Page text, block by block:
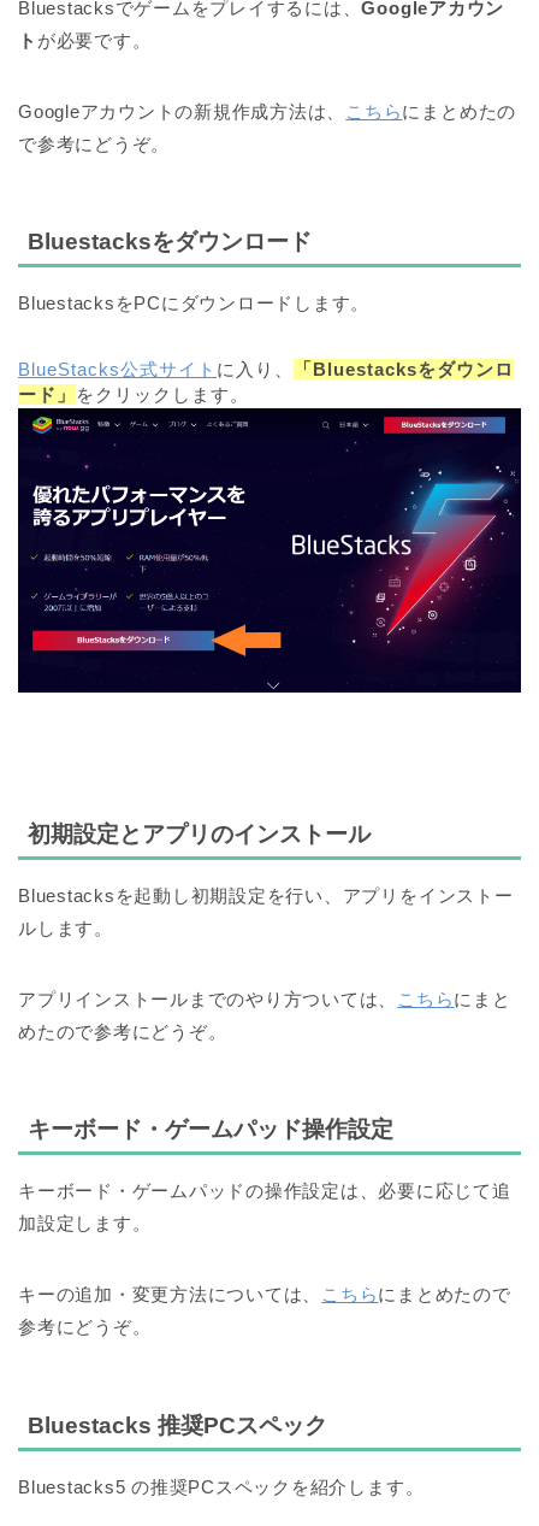
Bluestacksでゲームをプレイするには、Googleアカウン
ト が必要です。
Googleアカウントの新規作成方法は、 こちらにまとめたの
で参考にどうぞ。
Bluestacksをダウンロード
BluestacksをPCにダウンロードします。
BlueStacks公式サイト に入り、
「Bluestacksをダウンロ
ード」
をクリックします。
初期設定とアプリのインストール
Bluestacksを起動し初期設定を行い、アプリをインストー
ルします。
アプリインストールまでのやり方ついては、 こちらにまと
めたので参考にどうぞ。
キーボード・ゲームパッド操作設定
キーボード・ゲームパッドの操作設定は、必要に応じて追
加設定します。
キーの追加・変更方法については、 こちらにまとめたので
参考にどうぞ。
Bluestacks 推奨PCスペック
Bluestacks5 の推奨PCスペックを紹介します。